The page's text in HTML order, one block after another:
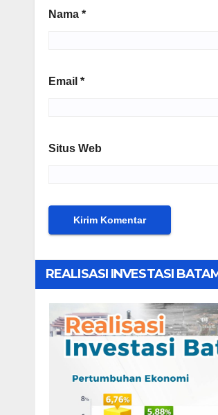
Nama *
Email *
Situs Web
REALISASI INVESTASI